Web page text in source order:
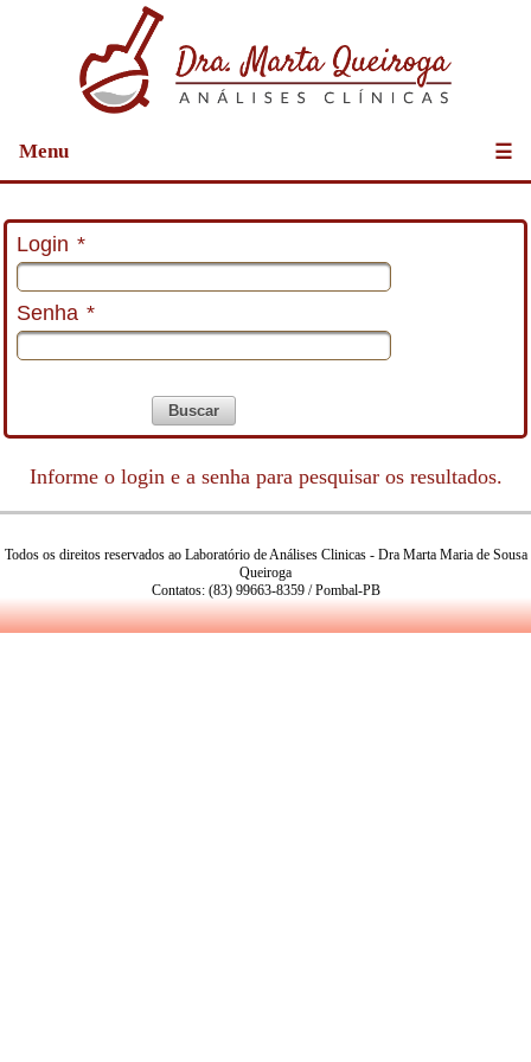
Menu ☰
Login *
Senha *
Buscar
Informe o login e a senha para pesquisar os resultados.
Todos os direitos reservados ao Laboratório de Análises Clinicas - Dra Marta Maria de Sousa
Queiroga
Contatos: (83) 99663-8359 / Pombal-PB